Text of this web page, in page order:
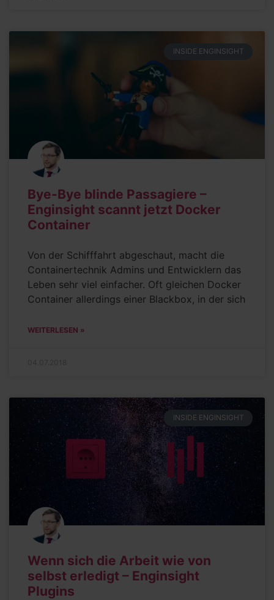
INSIDE ENGINSIGHT
Bye-Bye blinde Passagiere –
Enginsight scannt jetzt Docker
Container
Von der Schifffahrt abgeschaut, macht die
Containertechnik Admins und Entwicklern das
Leben sehr viel einfacher. Oft gleichen Docker
Container allerdings einer Blackbox, in der sich
WEITERLESEN »
INSIDE ENGINSIGHT
Wenn sich die Arbeit wie von
selbst erledigt – Enginsight
Plugins